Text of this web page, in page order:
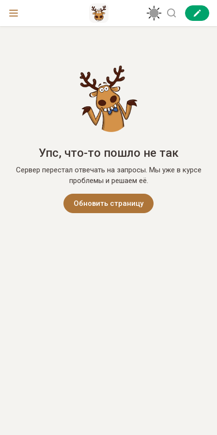
Упс, что-то пошло не так
Сервер перестал отвечать на запросы. Мы уже в курсе
проблемы и решаем её.
Обновить страницу